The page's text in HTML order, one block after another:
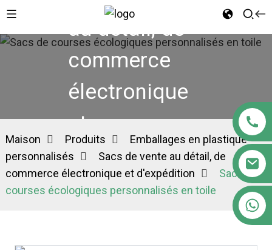
au détail, de
commerce
électronique
et
d'expédition
Maison Produits
Emballages en plastique
personnalisés
Sacs de vente au détail, de
commerce électronique et d'expédition
Sacs de
courses écologiques personnalisés en toile